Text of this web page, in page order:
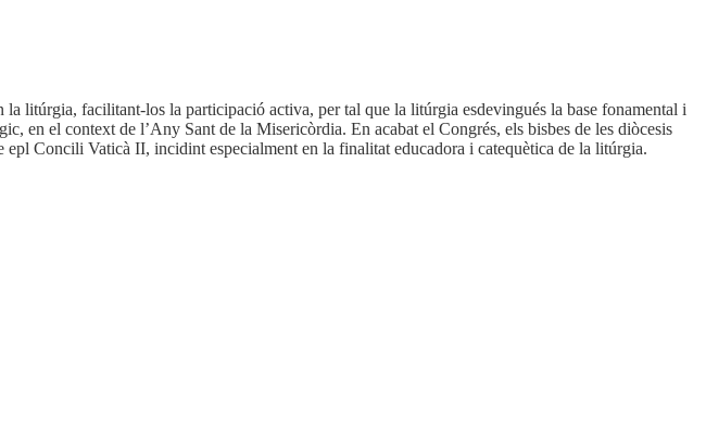
litúrgia, facilitant-los la participació activa, per tal que la litúrgia esdevingués la base fonamental i
en el context de l’Any Sant de la Misericòrdia. En acabat el Congrés, els bisbes de les diòcesis
Concili Vaticà II, incidint especialment en la finalitat educadora i catequètica de la litúrgia.